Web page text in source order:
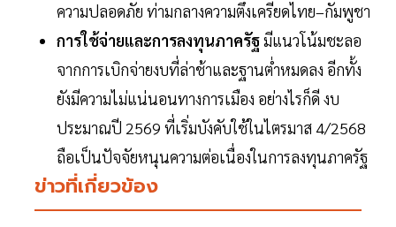
ความปลอดภัย ท่ามกลางความตึงเครียดไทย–กัมพูชา
การใช้จ่ายและการลงทุนภาครัฐมีแนวโน้มชะลอ
จากการเบิกจ่ายงบที่ล่าช้าและฐานต่ำหมดลง อีกทั้ง
ยังมีความไม่แน่นอนทางการเมือง อย่างไรก็ดี งบ
ประมาณปี 2569 ที่เริ่มบังคับใช้ในไตรมาส 4/2568
ถือเป็นปัจจัยหนุนความต่อเนื่องในการลงทุนภาครัฐ
ข่าวที่เกี่ยวข้อง